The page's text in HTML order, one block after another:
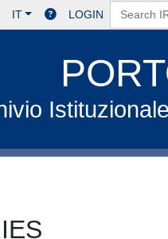
IT LOGIN